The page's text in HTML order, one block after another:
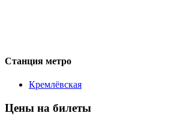
Станция метро
Кремлёвская
Цены на билеты